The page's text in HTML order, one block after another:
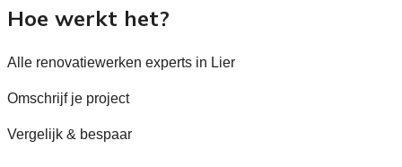
Hoe werkt het?
Alle renovatiewerken experts in Lier
Omschrijf je project
Vergelijk & bespaar